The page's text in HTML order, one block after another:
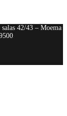
42/43 – Moema